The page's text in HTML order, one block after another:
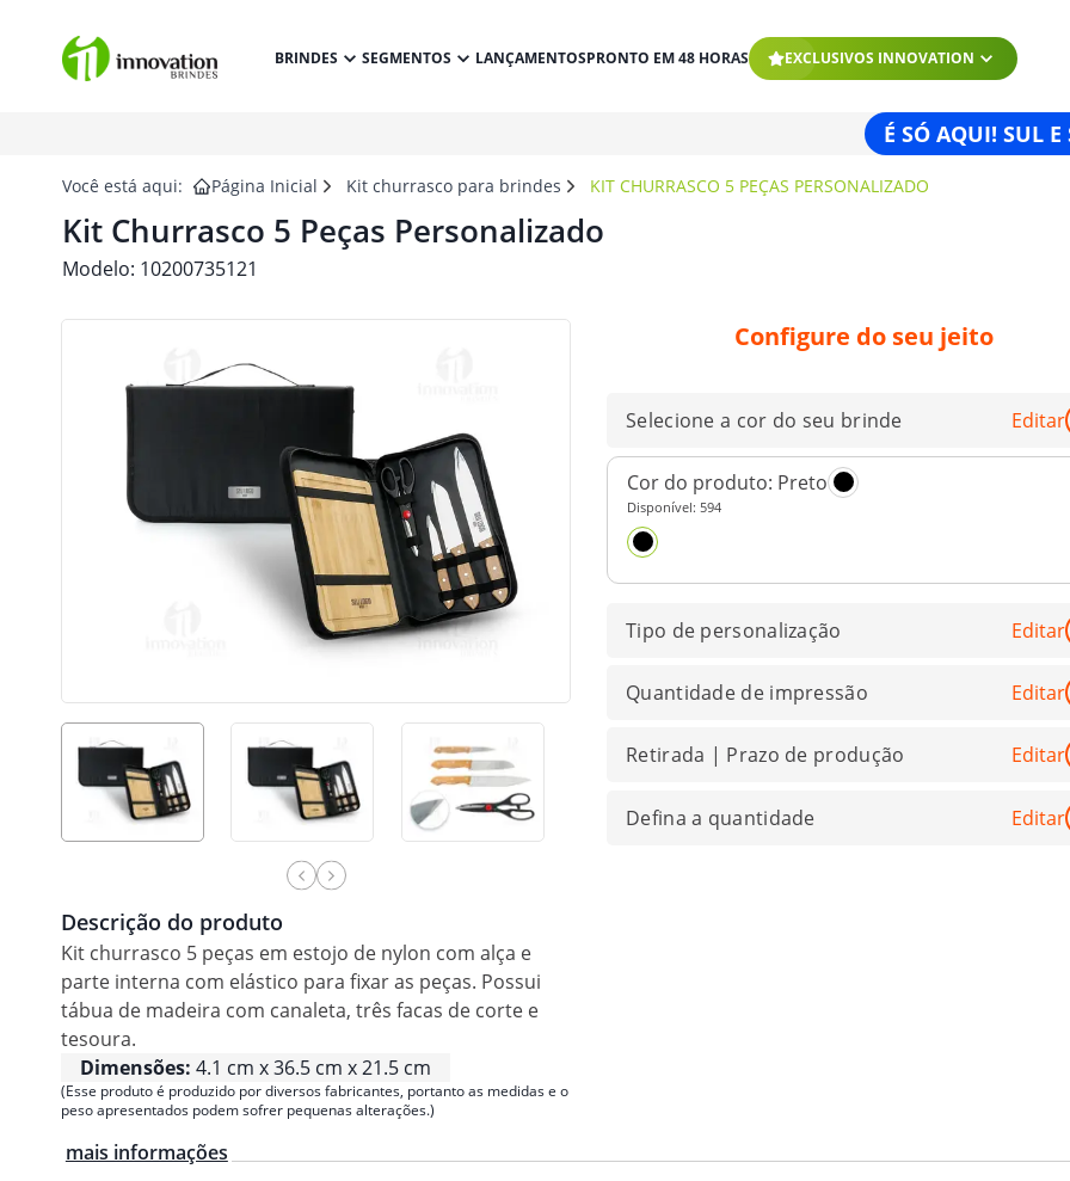
BRINDES SEGMENTOS LANÇAMENTOSPRONTO EM 48 HORAS EXCLUSIVOS INNOVATION
É SÓ AQUI! SUL E
Você está aqui: Página Inicial Kit churrasco para brindes KIT CHURRASCO 5 PEÇAS PERSONALIZADO
Kit Churrasco 5 Peças Personalizado
Modelo: 10200735121
Descrição do produto
Kit churrasco 5 peças em estojo de nylon com alça e
parte interna com elástico para fixar as peças. Possui
tábua de madeira com canaleta, três facas de corte e
tesoura.
Dimensões: 4.1 cm x 36.5 cm x 21.5 cm
(Esse produto é produzido por diversos fabricantes, portanto as medidas e o
peso apresentados podem sofrer pequenas alterações.)
Configure do seu jeito
Selecione a cor do seu brinde Editar
Cor do produto: Preto
Disponível: 594
Tipo de personalização Editar
Quantidade de impressão Editar
Retirada | Prazo de produção Editar
Defina a quantidade Editar
mais informações